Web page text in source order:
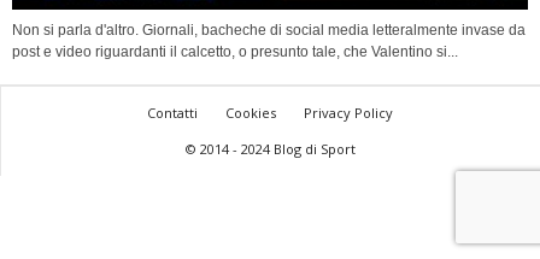
Non si parla d'altro. Giornali, bacheche di social media letteralmente invase da
post e video riguardanti il calcetto, o presunto tale, che Valentino si...
Contatti Cookies
Privacy Policy
© 2014 - 2024 Blog di Sport